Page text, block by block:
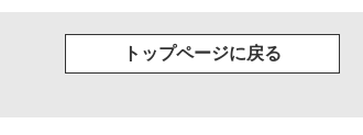
トップページに戻る